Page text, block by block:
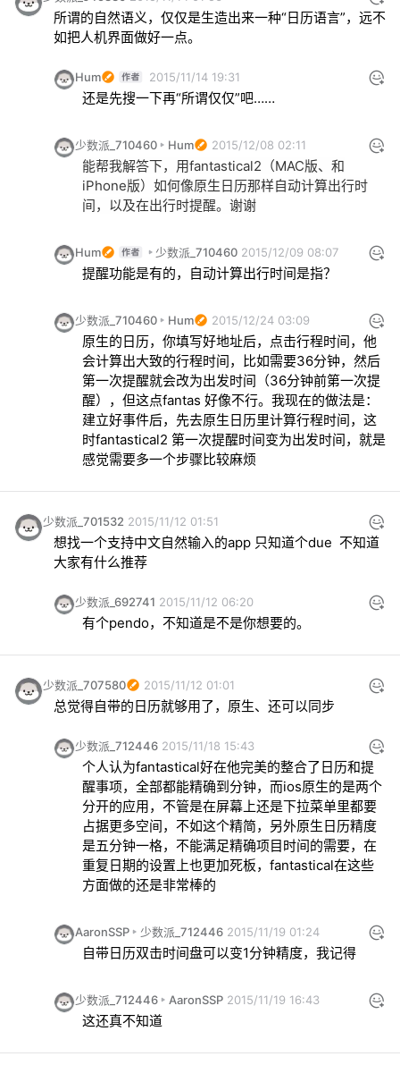
所谓的自然语义，仅仅是生造出来一种“日历语言”，远不
如把人机界面做好一点。
Hum 2015/11/14 19:31
还是先搜一下再“所谓仅仅”吧……
少数派_710460 Hum 2015/12/08 02:11
能帮我解答下，用fantastical2（MAC版、和
iPhone版）如何像原生日历那样自动计算出行时
间，以及在出行时提醒。谢谢
Hum 少数派_710460 2015/12/09 08:07
提醒功能是有的，自动计算出行时间是指？
少数派_710460 Hum 2015/12/24 03:09
原生的日历，你填写好地址后，点击行程时间，他
会计算出大致的行程时间，比如需要36分钟，然后
第一次提醒就会改为出发时间（36分钟前第一次提
醒），但这点fantas 好像不行。我现在的做法是：
建立好事件后，先去原生日历里计算行程时间，这
时fantastical2 第一次提醒时间变为出发时间，就是
感觉需要多一个步骤比较麻烦
少数派_701532 2015/11/12 01:51
想找一个支持中文自然输入的app 只知道个due  不知道
大家有什么推荐
少数派_692741 2015/11/12 06:20
有个pendo，不知道是不是你想要的。
少数派_707580 2015/11/12 01:01
总觉得自带的日历就够用了，原生、还可以同步
少数派_712446 2015/11/18 15:43
个人认为fantastical好在他完美的整合了日历和提
醒事项，全部都能精确到分钟，而ios原生的是两个
分开的应用，不管是在屏幕上还是下拉菜单里都要
占据更多空间，不如这个精简，另外原生日历精度
是五分钟一格，不能满足精确项目时间的需要，在
重复日期的设置上也更加死板，fantastical在这些
方面做的还是非常棒的
AaronSSP 少数派_712446 2015/11/19 01:24
自带日历双击时间盘可以变1分钟精度，我记得
少数派_712446 AaronSSP 2015/11/19 16:43
这还真不知道